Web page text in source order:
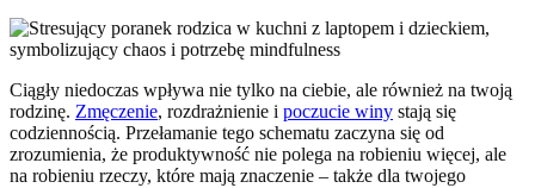
Ciągły niedoczas wpływa nie tylko na ciebie, ale również na twoją
rodzinę. Zmęczenie, rozdrażnienie i poczucie winy stają się
codziennością. Przełamanie tego schematu zaczyna się od
zrozumienia, że produktywność nie polega na robieniu więcej, ale
na robieniu rzeczy, które mają znaczenie – także dla twojego